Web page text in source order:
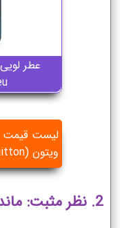
لیست قیمت
ویتون (Louis Vuitton)
2. نظر مثبت: